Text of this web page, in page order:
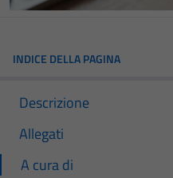
INDICE DELLA PAGINA
Descrizione
Allegati
A cura di